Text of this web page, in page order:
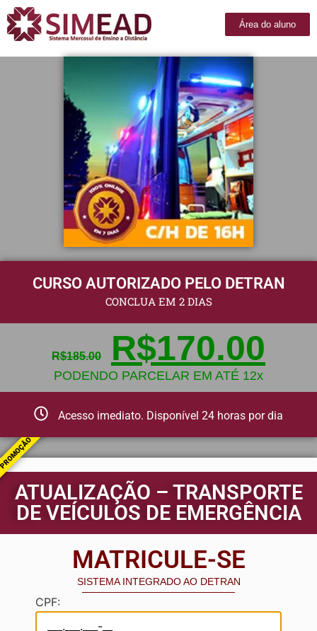
Área do aluno
CURSO AUTORIZADO PELO DETRAN
CONCLUA EM 2 DIAS
R$185.00 R$170.00
PODENDO PARCELAR EM ATÉ 12x
Acesso imediato. Disponível 24 horas por dia
ATUALIZAÇÃO – TRANSPORTE
DE VEÍCULOS DE EMERGÊNCIA
MATRICULE-SE
SISTEMA INTEGRADO AO DETRAN
CPF: